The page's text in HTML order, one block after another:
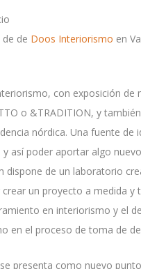
de Doos Interiorismo en
con exposición de
o &TRADITION, y
nórdica. Una fuente
y así poder aportar algo
dispone de un laboratorio
un proyecto a medida y
en interiorismo y el
en el proceso de toma de
presenta como nuevo